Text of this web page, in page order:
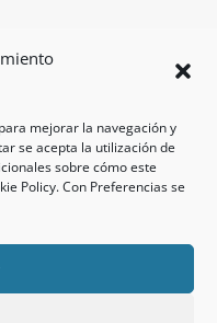
mejorar la navegación y
se acepta la utilización de
sobre cómo este
Policy. Con Preferencias se